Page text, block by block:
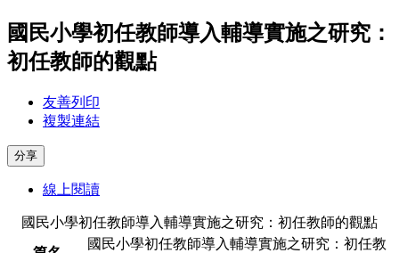
國民小學初任教師導入輔導實施之研究：
初任教師的觀點
友善列印
複製連結
分享
線上閱讀
國民小學初任教師導入輔導實施之研究：初任教師的觀點
國民小學初任教師導入輔導實施之研究：初任教